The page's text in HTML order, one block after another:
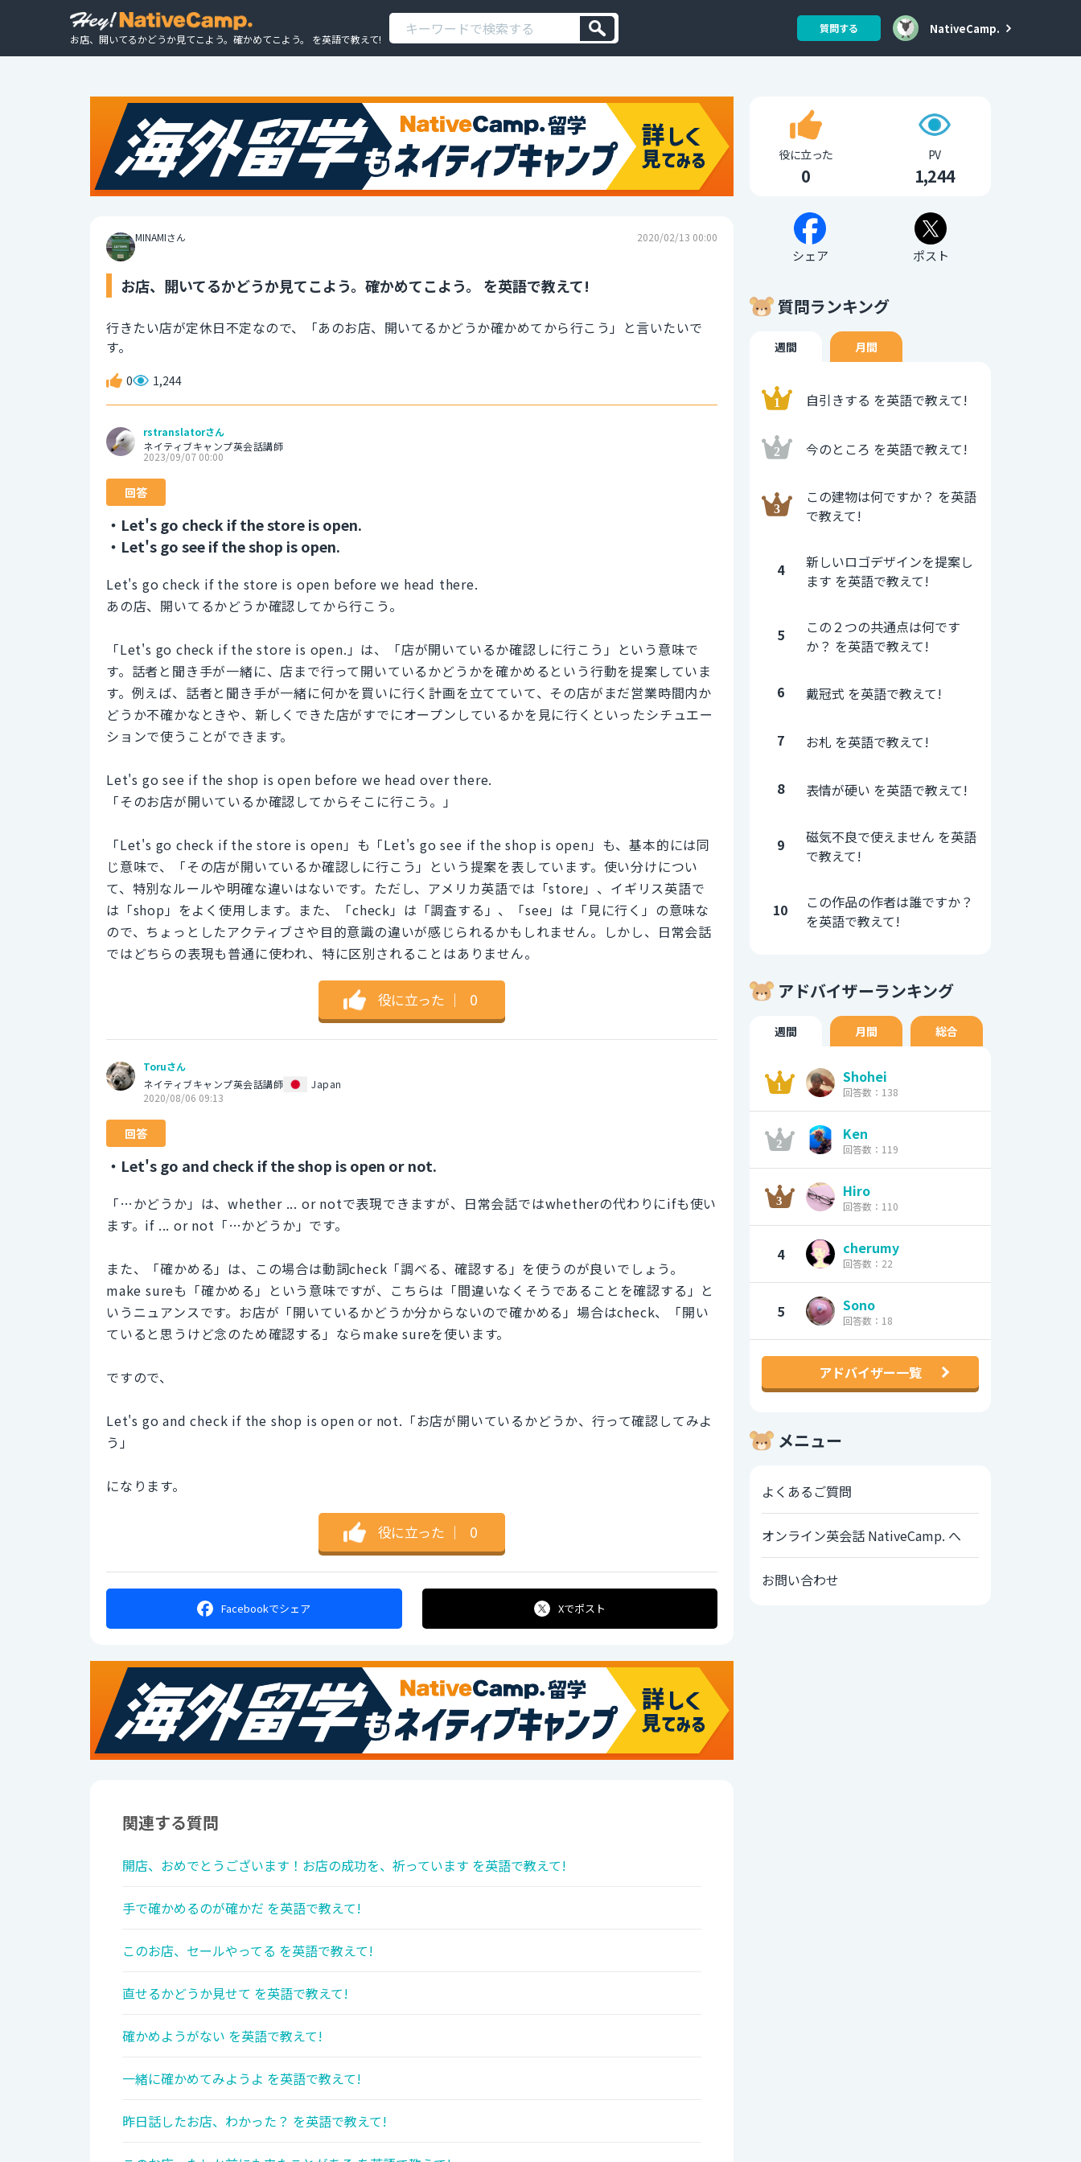
お店、開いてるかどうか見てこよう。確かめてこよう。 を英語で教えて!
質問する NativeCamp.
MINAMIさん 2020/02/13 00:00
お店、開いてるかどうか見てこよう。確かめてこよう。 を英語で教えて!
行きたい店が定休日不定なので、「あのお店、開いてるかどうか確かめてから行こう」と言いたいで
す。
0 1,244
rstranslatorさん
ネイティブキャンプ英会話講師
2023/09/07 00:00
回答
・Let's go check if the store is open.
・Let's go see if the shop is open.
Let's go check if the store is open before we head there.
あの店、開いてるかどうか確認してから行こう。
「Let's go check if the store is open.」は、「店が開いているか確認しに行こう」という意味で
す。話者と聞き手が一緒に、店まで行って開いているかどうかを確かめるという行動を提案していま
す。例えば、話者と聞き手が一緒に何かを買いに行く計画を立てていて、その店がまだ営業時間内か
どうか不確かなときや、新しくできた店がすでにオープンしているかを見に行くといったシチュエー
ションで使うことができます。
Let's go see if the shop is open before we head over there.
「そのお店が開いているか確認してからそこに行こう。」
「Let's go check if the store is open」も「Let's go see if the shop is open」も、基本的には同
じ意味で、「その店が開いているか確認しに行こう」という提案を表しています。使い分けについ
て、特別なルールや明確な違いはないです。ただし、アメリカ英語では「store」、イギリス英語で
は「shop」をよく使用します。また、「check」は「調査する」、「see」は「見に行く」の意味な
ので、ちょっとしたアクティブさや目的意識の違いが感じられるかもしれません。しかし、日常会話
ではどちらの表現も普通に使われ、特に区別されることはありません。
役に立った ｜ 0
Toruさん
ネイティブキャンプ英会話講師
Japan
2020/08/06 09:13
回答
・Let's go and check if the shop is open or not.
「…かどうか」は、whether ... or notで表現できますが、日常会話ではwhetherの代わりにifも使い
ます。if ... or not「…かどうか」です。
また、「確かめる」は、この場合は動詞check「調べる、確認する」を使うのが良いでしょう。
make sureも「確かめる」という意味ですが、こちらは「間違いなくそうであることを確認する」と
いうニュアンスです。お店が「開いているかどうか分からないので確かめる」場合はcheck、「開い
ていると思うけど念のため確認する」ならmake sureを使います。
ですので、
Let's go and check if the shop is open or not.「お店が開いているかどうか、行って確認してみよ
う」
になります。
役に立った ｜ 0
Facebookでシェア Xでポスト
関連する質問
開店、おめでとうございます！お店の成功を、祈っています を英語で教えて!
手で確かめるのが確かだ を英語で教えて!
このお店、セールやってる を英語で教えて!
直せるかどうか見せて を英語で教えて!
確かめようがない を英語で教えて!
一緒に確かめてみようよ を英語で教えて!
昨日話したお店、わかった？ を英語で教えて!
役に立った
0
PV
1,244
シェア ポスト
質問ランキング
週間 月間
自引きする を英語で教えて!
今のところ を英語で教えて!
この建物は何ですか？ を英語
で教えて!
4
新しいロゴデザインを提案し
ます を英語で教えて!
5
この２つの共通点は何です
か？ を英語で教えて!
6 戴冠式 を英語で教えて!
7 お札 を英語で教えて!
8 表情が硬い を英語で教えて!
9
磁気不良で使えません を英語
で教えて!
10
この作品の作者は誰ですか？
を英語で教えて!
アドバイザーランキング
週間 月間 総合
Shohei
回答数：138
Ken
回答数：119
Hiro
回答数：110
4 cherumy
回答数：22
5 Sono
回答数：18
アドバイザー一覧
メニュー
よくあるご質問
オンライン英会話 NativeCamp. へ
お問い合わせ